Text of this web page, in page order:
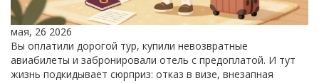
мая, 26 2026
Вы оплатили дорогой тур, купили невозвратные
авиабилеты и забронировали отель с предоплатой. И тут
жизнь подкидывает сюрприз: отказ в визе, внезапная